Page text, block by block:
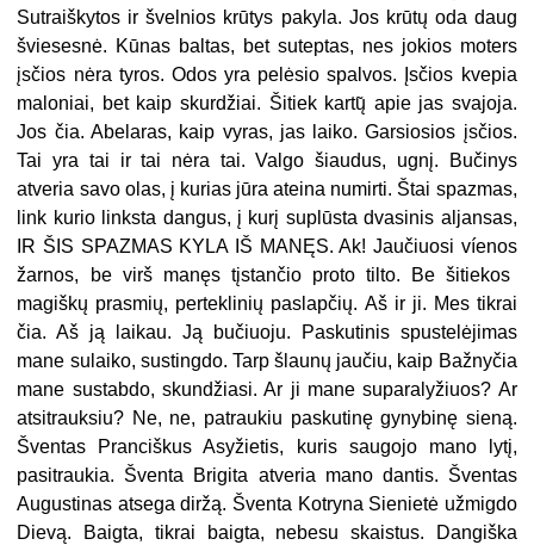
Sutraiškytos ir švelnios krūtys pakyla. Jos krūtų oda daug
šviesesnė. Kūnas baltas, bet suteptas, nes jokios moters
įsčios nėra tyros. Odos yra pelėsio spalvos. Įsčios kvepia
maloniai, bet kaip skurdžiai. Šitiek kartų̃ apie jas svajoja.
Jos čia. Abelaras, kaip vyras, jas laiko. Garsiosios įsčios.
Tai yra tai ir tai nėra tai. Valgo šiaudus, ugnį. Bučinys
atveria savo olas, į kurias jūra ateina numirti. Štai spazmas,
link kurio linksta dangus, į kurį suplūsta dvasinis aljansas,
IR ŠIS SPAZMAS KYLA IŠ MANĘS. Ak! Jaučiuosi víenos
žarnos, be virš manęs tįstančio proto tilto. Be šitiekos
magiškų prasmių, perteklinių paslapčių. Aš ir ji. Mes tikrai
čia. Aš ją laikau. Ją bučiuoju. Paskutinis spustelėjimas
mane sulaiko, sustingdo. Tarp šlaunų jaučiu, kaip Bažnyčia
mane sustabdo, skundžiasi. Ar ji mane suparalyžiuos? Ar
atsitrauksiu? Ne, ne, patraukiu paskutinę gynybinę sieną.
Šventas Pranciškus Asyžietis, kuris saugojo mano lytį,
pasitraukia. Šventa Brigita atveria mano dantis. Šventas
Augustinas atsega diržą. Šventa Kotryna Sienietė užmigdo
Dievą. Baigta, tikrai baigta, nebesu skaistus. Dangiška